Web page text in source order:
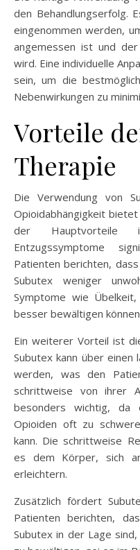
den Behandlungserfolg.
eingenommen werden,
angemessen ist und
wird. Eine individuelle
sein, um die
Nebenwirkungen zu
Vorteile
Therapie
Die Verwendung von
Opioidabhängigkeit
der
Entzugssymptome
Patienten berichten,
Subutex weniger
Symptome wie
besser bewältigen
Ein weiterer Vorteil ist
Subutex kann über einen
werden, was den
schrittweise von ihrer
besonders wichtig, da
Opioiden oft zu
kann. Die schrittweise
es dem Körper, sich
erleichtern.
Zusätzlich fördert
Patienten berichten,
Subutex in der Lage